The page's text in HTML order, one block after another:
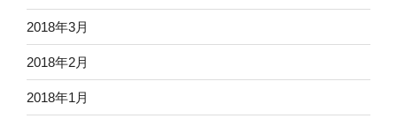
2018年3月
2018年2月
2018年1月